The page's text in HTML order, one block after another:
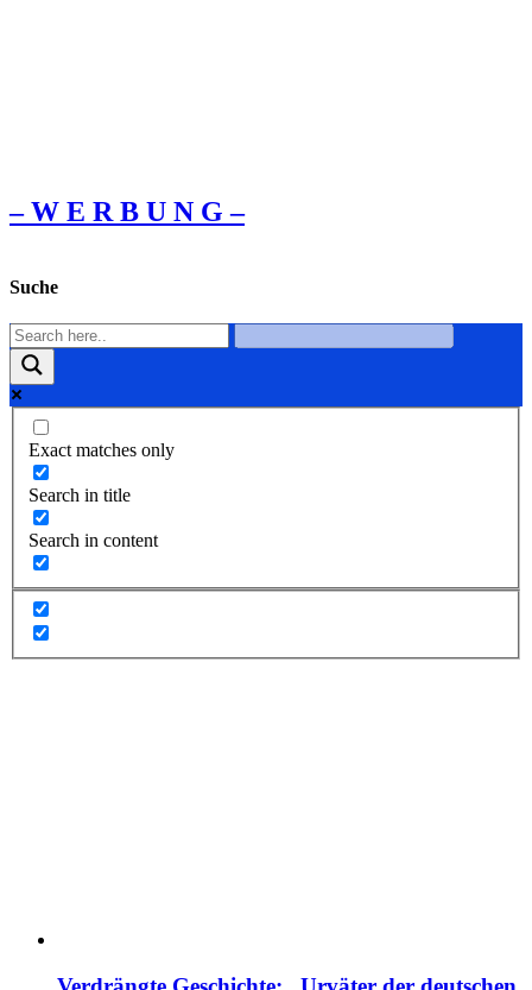
– W Ε R Β U Ν G –
Suche
Exact matches only
Search in title
Search in content